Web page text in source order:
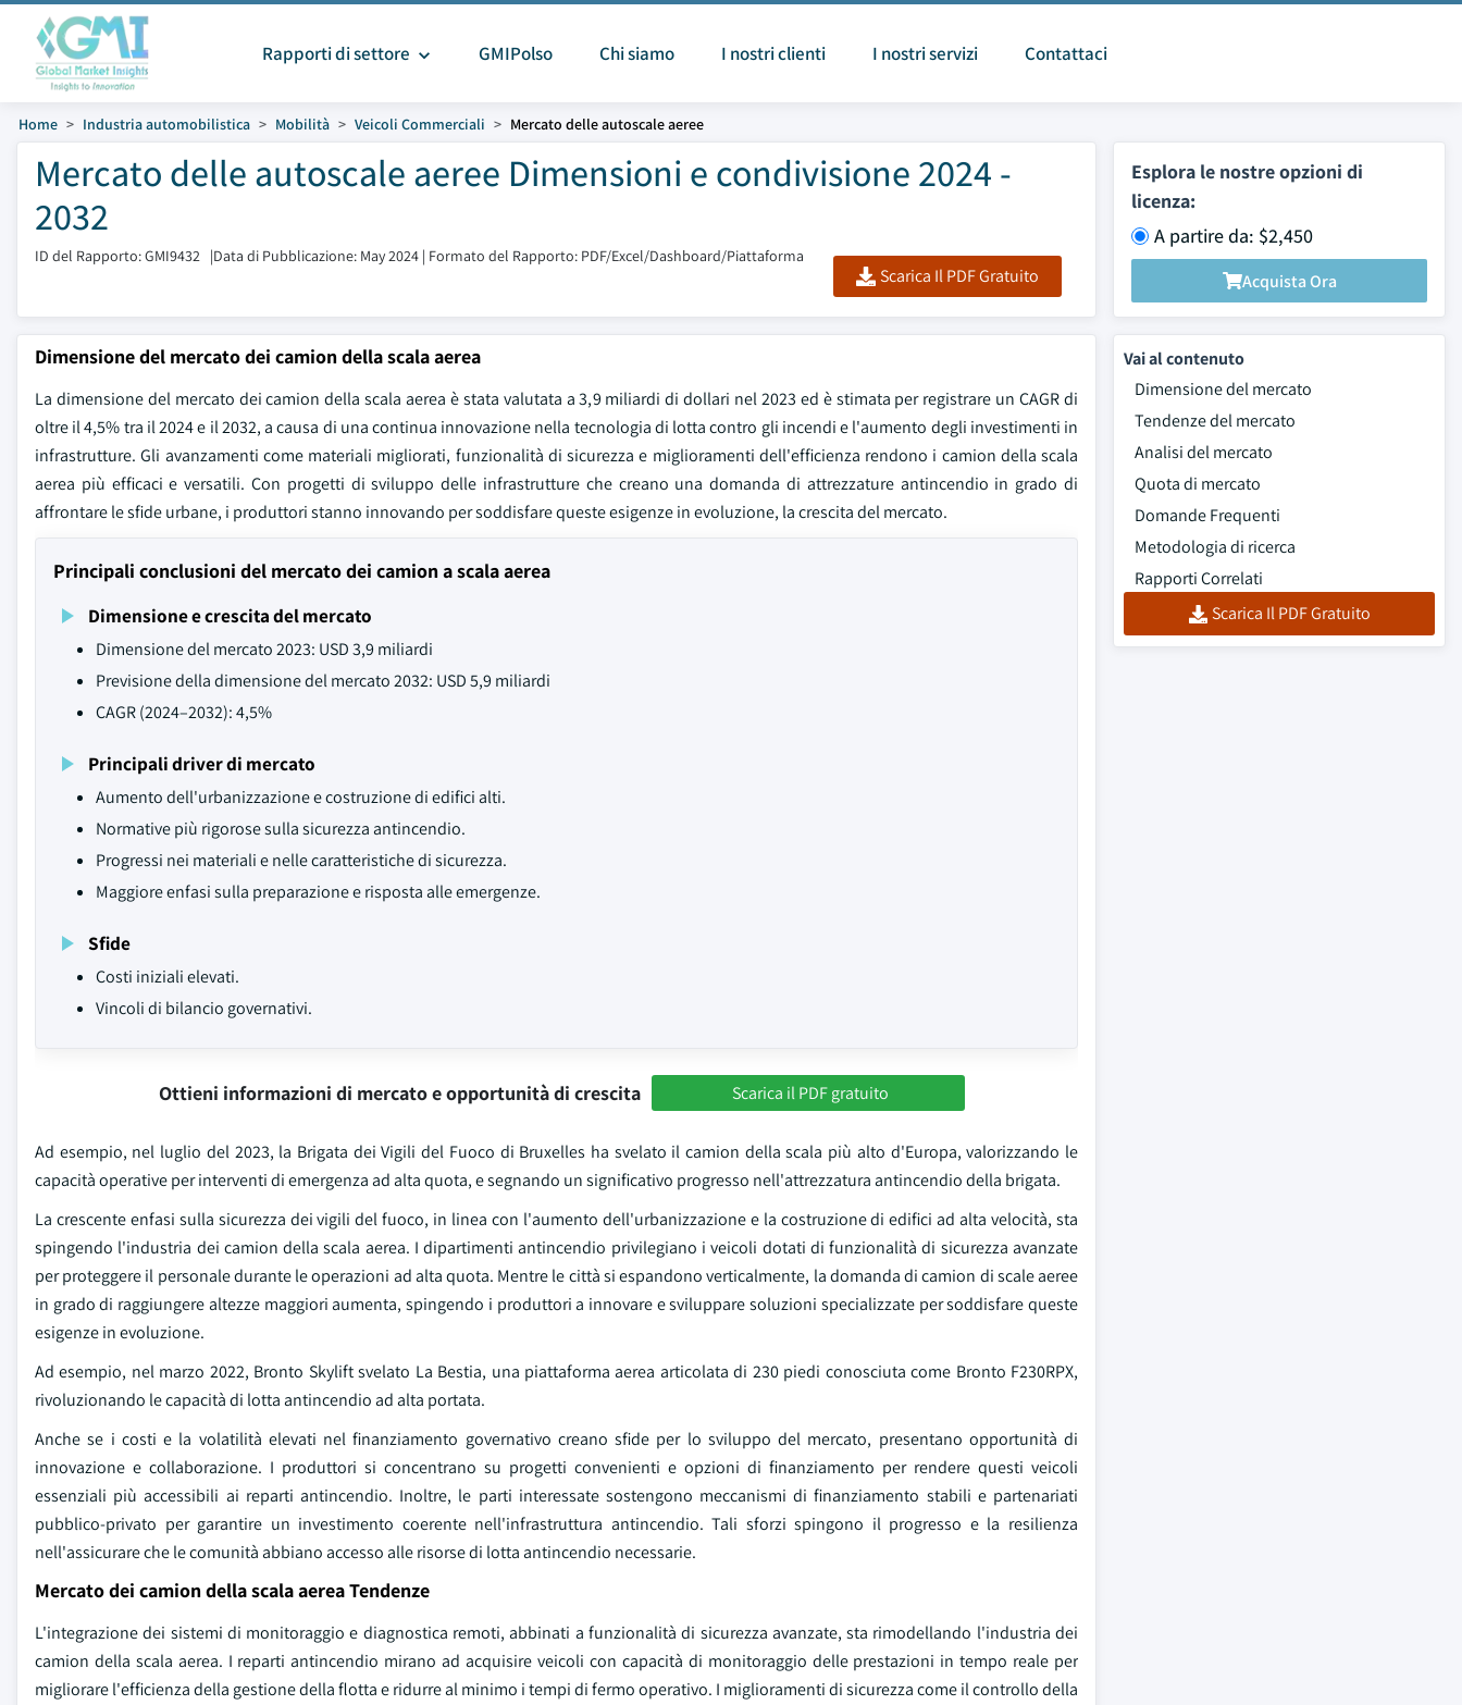
Rapporti di settore GMIPolso Chi siamo I nostri clienti I nostri servizi Contattaci
Home Industria automobilistica Mobilità Veicoli Commerciali Mercato delle autoscale aeree
Mercato delle autoscale aeree Dimensioni e condivisione 2024 -
2032
ID del Rapporto: GMI9432 |Data di Pubblicazione: May 2024 | Formato del Rapporto: PDF/Excel/Dashboard/Piattaforma
Scarica Il PDF Gratuito
Esplora le nostre opzioni di
licenza:
A partire da: $2,450
Acquista Ora
Dimensione del mercato dei camion della scala aerea
La dimensione del mercato dei camion della scala aerea è stata valutata a 3,9 miliardi di dollari nel 2023 ed è stimata per registrare un CAGR di
oltre il 4,5% tra il 2024 e il 2032, a causa di una continua innovazione nella tecnologia di lotta contro gli incendi e l'aumento degli investimenti in
infrastrutture. Gli avanzamenti come materiali migliorati, funzionalità di sicurezza e miglioramenti dell'efficienza rendono i camion della scala
aerea più efficaci e versatili. Con progetti di sviluppo delle infrastrutture che creano una domanda di attrezzature antincendio in grado di
affrontare le sfide urbane, i produttori stanno innovando per soddisfare queste esigenze in evoluzione, la crescita del mercato.
Principali conclusioni del mercato dei camion a scala aerea
Dimensione e crescita del mercato
Dimensione del mercato 2023: USD 3,9 miliardi
Previsione della dimensione del mercato 2032: USD 5,9 miliardi
CAGR (2024–2032): 4,5%
Principali driver di mercato
Aumento dell'urbanizzazione e costruzione di edifici alti.
Normative più rigorose sulla sicurezza antincendio.
Progressi nei materiali e nelle caratteristiche di sicurezza.
Maggiore enfasi sulla preparazione e risposta alle emergenze.
Sfide
Costi iniziali elevati.
Vincoli di bilancio governativi.
Ottieni informazioni di mercato e opportunità di crescita Scarica il PDF gratuito
Ad esempio, nel luglio del 2023, la Brigata dei Vigili del Fuoco di Bruxelles ha svelato il camion della scala più alto d'Europa, valorizzando le
capacità operative per interventi di emergenza ad alta quota, e segnando un significativo progresso nell'attrezzatura antincendio della brigata.
La crescente enfasi sulla sicurezza dei vigili del fuoco, in linea con l'aumento dell'urbanizzazione e la costruzione di edifici ad alta velocità, sta
spingendo l'industria dei camion della scala aerea. I dipartimenti antincendio privilegiano i veicoli dotati di funzionalità di sicurezza avanzate
per proteggere il personale durante le operazioni ad alta quota. Mentre le città si espandono verticalmente, la domanda di camion di scale aeree
in grado di raggiungere altezze maggiori aumenta, spingendo i produttori a innovare e sviluppare soluzioni specializzate per soddisfare queste
esigenze in evoluzione.
Ad esempio, nel marzo 2022, Bronto Skylift svelato La Bestia, una piattaforma aerea articolata di 230 piedi conosciuta come Bronto F230RPX,
rivoluzionando le capacità di lotta antincendio ad alta portata.
Anche se i costi e la volatilità elevati nel finanziamento governativo creano sfide per lo sviluppo del mercato, presentano opportunità di
innovazione e collaborazione. I produttori si concentrano su progetti convenienti e opzioni di finanziamento per rendere questi veicoli
essenziali più accessibili ai reparti antincendio. Inoltre, le parti interessate sostengono meccanismi di finanziamento stabili e partenariati
pubblico-privato per garantire un investimento coerente nell'infrastruttura antincendio. Tali sforzi spingono il progresso e la resilienza
nell'assicurare che le comunità abbiano accesso alle risorse di lotta antincendio necessarie.
Mercato dei camion della scala aerea Tendenze
L'integrazione dei sistemi di monitoraggio e diagnostica remoti, abbinati a funzionalità di sicurezza avanzate, sta rimodellando l'industria dei
camion della scala aerea. I reparti antincendio mirano ad acquisire veicoli con capacità di monitoraggio delle prestazioni in tempo reale per
migliorare l'efficienza della gestione della flotta e ridurre al minimo i tempi di fermo operativo. I miglioramenti di sicurezza come il controllo della
Vai al contenuto
Dimensione del mercato
Tendenze del mercato
Analisi del mercato
Quota di mercato
Domande Frequenti
Metodologia di ricerca
Rapporti Correlati
Scarica Il PDF Gratuito